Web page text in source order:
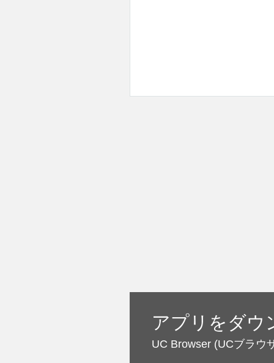
アプリをダウ
UC Browser (UCブラウ